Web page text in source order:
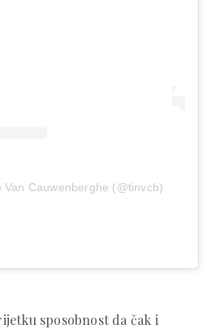
Van Cauwenberghe (@tinvcb)
sposobnost da čak i